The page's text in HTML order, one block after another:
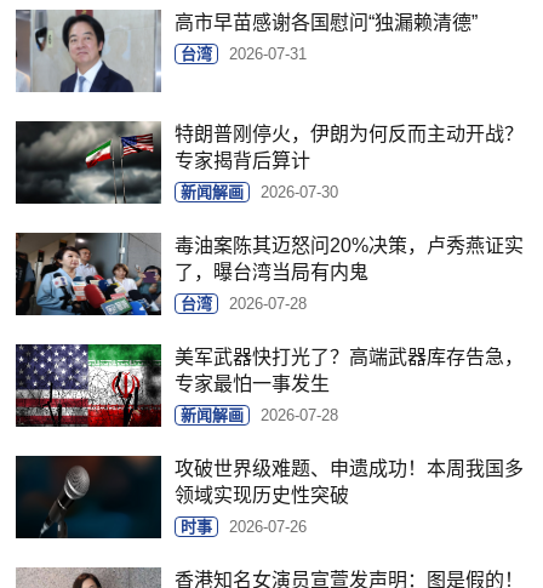
高市早苗感谢各国慰问“独漏赖清德”
台湾 2026-07-31
特朗普刚停火，伊朗为何反而主动开战？
专家揭背后算计
新闻解画 2026-07-30
毒油案陈其迈怒问20%决策，卢秀燕证实
了，曝台湾当局有内鬼
台湾 2026-07-28
美军武器快打光了？高端武器库存告急，
专家最怕一事发生
新闻解画 2026-07-28
攻破世界级难题、申遗成功！本周我国多
领域实现历史性突破
时事 2026-07-26
香港知名女演员宣萱发声明：图是假的！